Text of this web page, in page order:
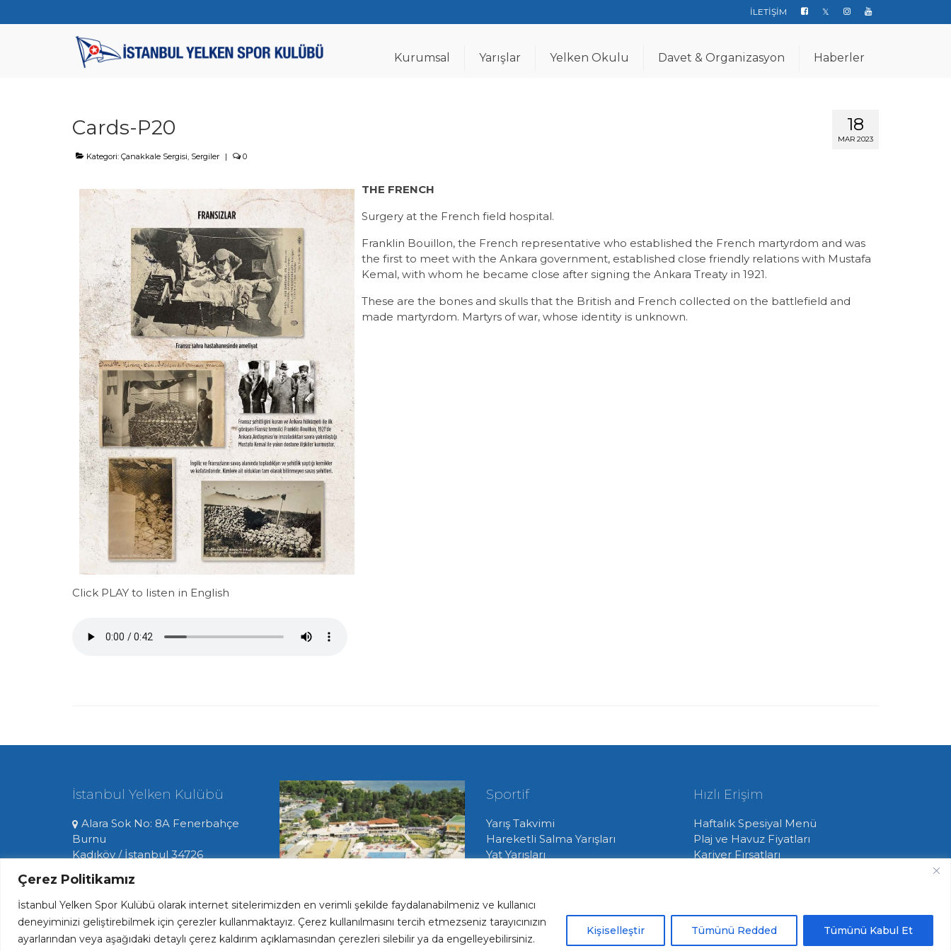
Çerez Politikamız
İstanbul Yelken Spor Kulübü olarak internet sitelerimizden en verimli şekilde faydalanabilmeniz ve kullanıcı
deneyiminizi geliştirebilmek için çerezler kullanmaktayız. Çerez kullanılmasını tercih etmezseniz tarayıcınızın
ayarlarından veya aşağıdaki detaylı çerez kaldırım açıklamasından çerezleri silebilir ya da engelleyebilirsiniz.
Kişiselleştir Tümünü Redded Tümünü Kabul Et
İLETİŞİM
Kurumsal Yarışlar Yelken Okulu Davet & Organizasyon Haberler
18
MAR 2023
Cards-P20
Kategori: Çanakkale Sergisi, Sergiler | 0
Click PLAY to listen in English
THE FRENCH
Surgery at the French field hospital.
Franklin Bouillon, the French representative who established the French martyrdom and was
the first to meet with the Ankara government, established close friendly relations with Mustafa
Kemal, with whom he became close after signing the Ankara Treaty in 1921.
These are the bones and skulls that the British and French collected on the battlefield and
made martyrdom. Martyrs of war, whose identity is unknown.
İstanbul Yelken Kulübü
Alara Sok No: 8A Fenerbahçe
Burnu
Kadıköy / İstanbul 34726
0216 336 06 33
Sportif
Yarış Takvimi
Hareketli Salma Yarışları
Yat Yarışları
Tekne Park ve Çekek
Hizmetlerimiz
Hızlı Erişim
Haftalık Spesiyal Menü
Plaj ve Havuz Fiyatları
Kariyer Fırsatları